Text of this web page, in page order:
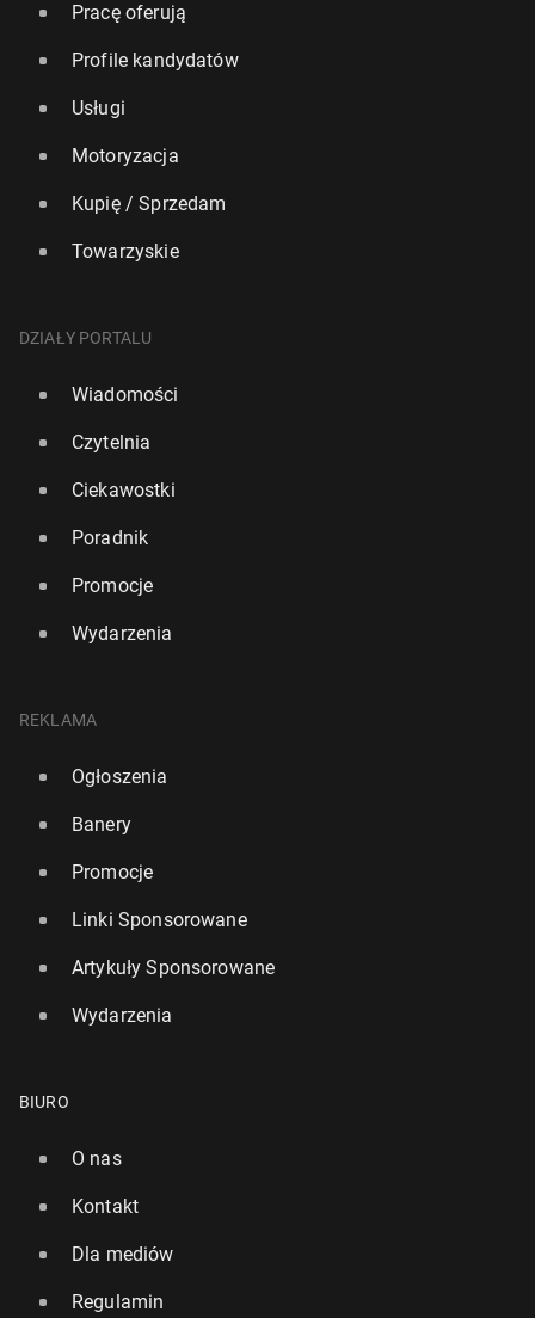
Pracę oferują
Profile kandydatów
Usługi
Motoryzacja
Kupię / Sprzedam
Towarzyskie
DZIAŁY PORTALU
Wiadomości
Czytelnia
Ciekawostki
Poradnik
Promocje
Wydarzenia
REKLAMA
Ogłoszenia
Banery
Promocje
Linki Sponsorowane
Artykuły Sponsorowane
Wydarzenia
BIURO
O nas
Kontakt
Dla mediów
Regulamin